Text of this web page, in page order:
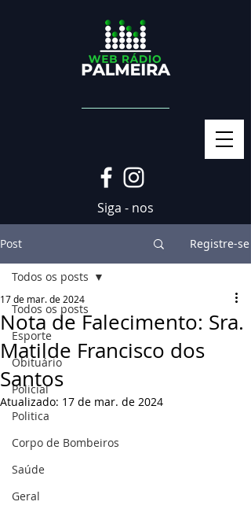
Siga - nos
Post Registre-se
Todos os posts
Esporte
Obituário
Policial
Politica
Corpo de Bombeiros
Saúde
Geral
Todos os posts
Nota de Falecimento: Sra.
Matilde Francisco dos
Santos
17 de mar. de 2024
Atualizado: 17 de mar. de 2024